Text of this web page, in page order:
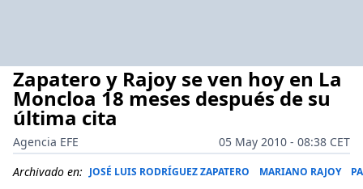
Zapatero y Rajoy se ven hoy en La
Moncloa 18 meses después de su
última cita
Agencia EFE
05 May 2010 - 08:38 CET
Archivado en: JOSÉ LUIS RODRÍGUEZ ZAPATERO MARIANO RAJOY